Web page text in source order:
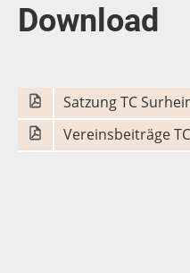
Download
Satzung TC
Vereinsbeiträge